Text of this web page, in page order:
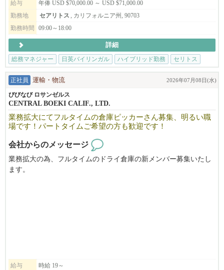
日米双方のビジネス文化を理解したチームが、スピーディーかつ
柔軟に採用をサポートいたします。
✔︎丁寧なマッチングと継続サポート
単なる人材紹介ではなく、企業文化・業務内容・チーム構成ま
で理解した上で最適な人材をご提案。
す。
✔︎日英バイリンガル人材に強い
日本企業とアメリカ企業、両方の文化やビジネスマナーを理解
したバイリンガル人材をご紹介。
グを行います。
✔︎スピード感のある採用サポート
給与
年俸 USD $70,000.00 ～ USD $71,000.00
勤務地
セアリトス , カリフォルニア州, 90703
勤務時間
09:00～18:00
詳細
総務マネジャー
日英バイリンガル ハイブリッド勤務 セリトス
正社員 運輸・物流 2026年07月08日(水)
びびなび ロサンゼルス
CENTRAL BOEKI CALIF., LTD.
業務拡大にてフルタイムの倉庫ピッカーさん募集、明るい職
場です！パートタイムご希望の方も歓迎です！
会社からのメッセージ
業務拡大の為、フルタイムのドライ倉庫の新メンバー募集いたし
ます。
給与
時給 19～